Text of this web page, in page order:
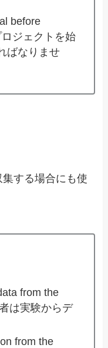
before
ジェクトを始
ばなりませ
集する場合にも使
from the
は実験からデ
from the